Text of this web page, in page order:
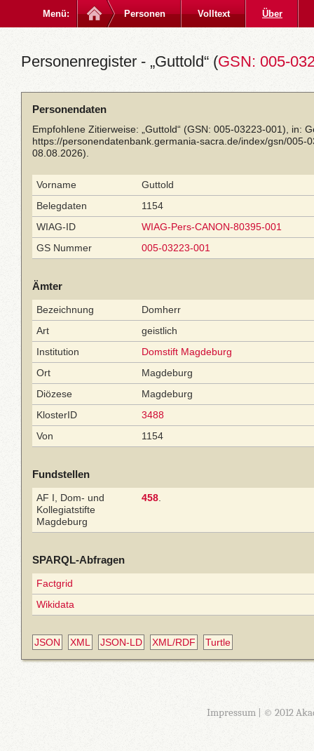
Menü: Personen Volltext Über
Personenregister - „Guttold“ (GSN: 005-
Personendaten
Empfohlene Zitierweise: „Guttold“ (GSN: 005-03223-001), in:
https://personendatenbank.germania-sacra.de/index/gsn/005-
08.08.2026).
Vorname
Guttold
Belegdaten
1154
WIAG-ID
WIAG-Pers-CANON-80395-001
GS Nummer
005-03223-001
Ämter
Bezeichnung
Domherr
Art
geistlich
Institution
Domstift Magdeburg
Ort
Magdeburg
Diözese
Magdeburg
KlosterID
3488
Von
1154
Fundstellen
AF I, Dom- und
Kollegiatstifte
Magdeburg
458
SPARQL-Abfragen
Factgrid
Wikidata
JSON XML JSON-LD XML/RDF Turtle
Impressum| © 2012